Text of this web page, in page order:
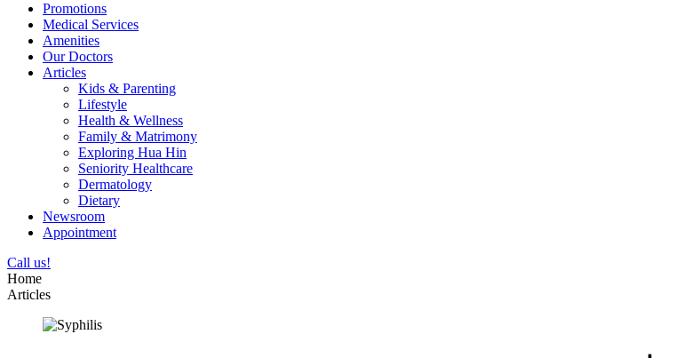
Promotions
Medical Services
Amenities
Our Doctors
Articles
Kids & Parenting
Lifestyle
Health & Wellness
Family & Matrimony
Exploring Hua Hin
Seniority Healthcare
Dermatology
Dietary
Newsroom
Appointment
Call us!
Home
Articles